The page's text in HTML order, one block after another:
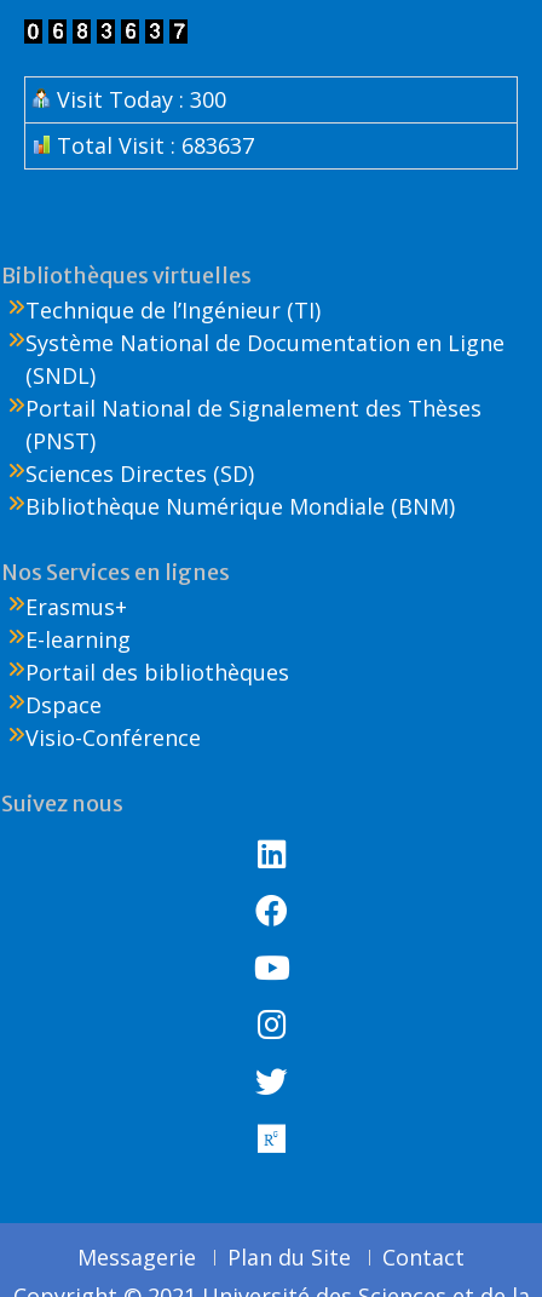
Visit Today : 300
Total Visit : 683637
Bibliothèques virtuelles
Technique de l’Ingénieur (TI)
Système National de Documentation en Ligne
(SNDL)
Portail National de Signalement des Thèses
(PNST)
Sciences Directes (SD)
Bibliothèque Numérique Mondiale (BNM)
Nos Services en lignes
Erasmus+
E-learning
Portail des bibliothèques
Dspace
Visio-Conférence
Suivez nous
Messagerie Plan du Site
Contact